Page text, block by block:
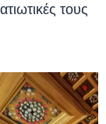
τους